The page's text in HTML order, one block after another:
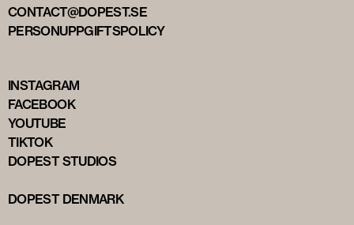
CONTACT@DOPEST.SE
PERSONUPPGIFTSPOLICY
INSTAGRAM
FACEBOOK
YOUTUBE
TIKTOK
DOPEST STUDIOS
DOPEST DENMARK